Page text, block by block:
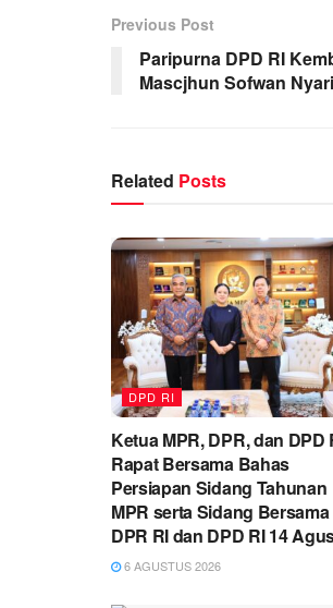
Previous Post
Paripurna DPD RI
Mascjhun Sofwan
Related Posts
DPD RI
Ketua MPR, DPR, dan DPD
Rapat Bersama Bahas
Persiapan Sidang Tahunan
MPR serta Sidang Bersama
DPR RI dan DPD RI 14
6 AGUSTUS 2026